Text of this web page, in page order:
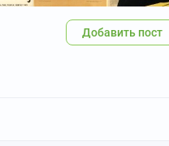
Добавить пост